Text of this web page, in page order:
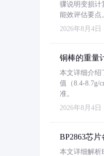
骤说明变损计
能效评估要点
2026年8月4日
铜棒的重量
本文详细介绍
值（8.4-8.7g/
准。
2026年8月4日
BP2863芯
本文详细解析